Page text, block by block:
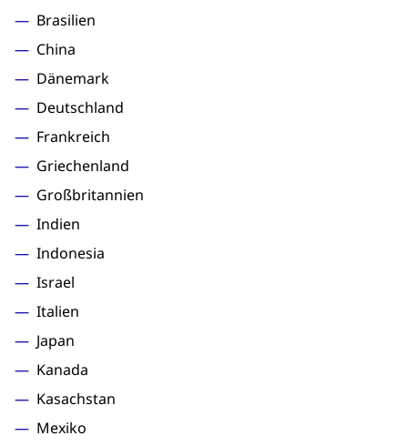
Brasilien
China
Dänemark
Deutschland
Frankreich
Griechenland
Großbritannien
Indien
Indonesia
Israel
Italien
Japan
Kanada
Kasachstan
Mexiko